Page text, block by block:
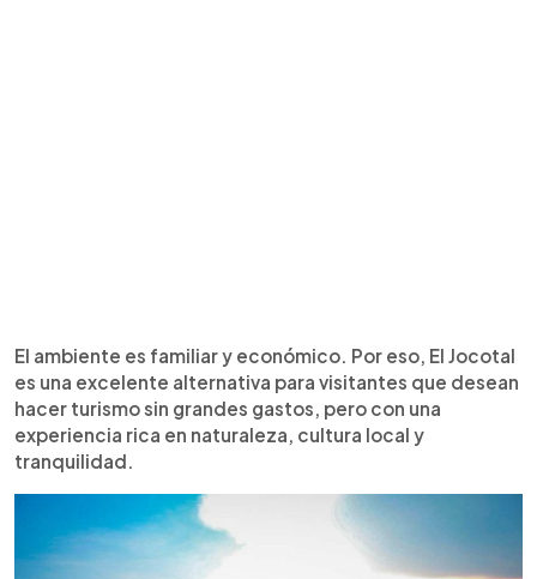
El ambiente es familiar y económico. Por eso, El Jocotal
es una excelente alternativa para visitantes que desean
hacer turismo sin grandes gastos, pero con una
experiencia rica en naturaleza, cultura local y
tranquilidad.